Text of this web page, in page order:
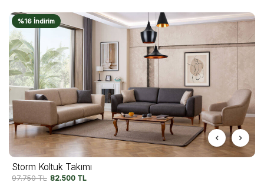
%16 İndirim
Storm Koltuk Takımı
97.750TL 82.500 TL